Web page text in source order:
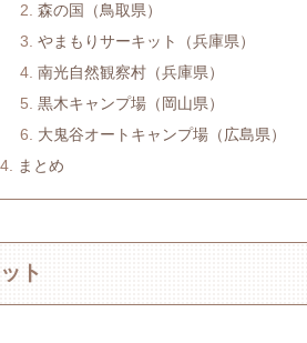
森の国（鳥取県）
やまもりサーキット（兵庫県）
南光自然観察村（兵庫県）
黒木キャンプ場（岡山県）
大鬼谷オートキャンプ場（広島県）
まとめ
ト